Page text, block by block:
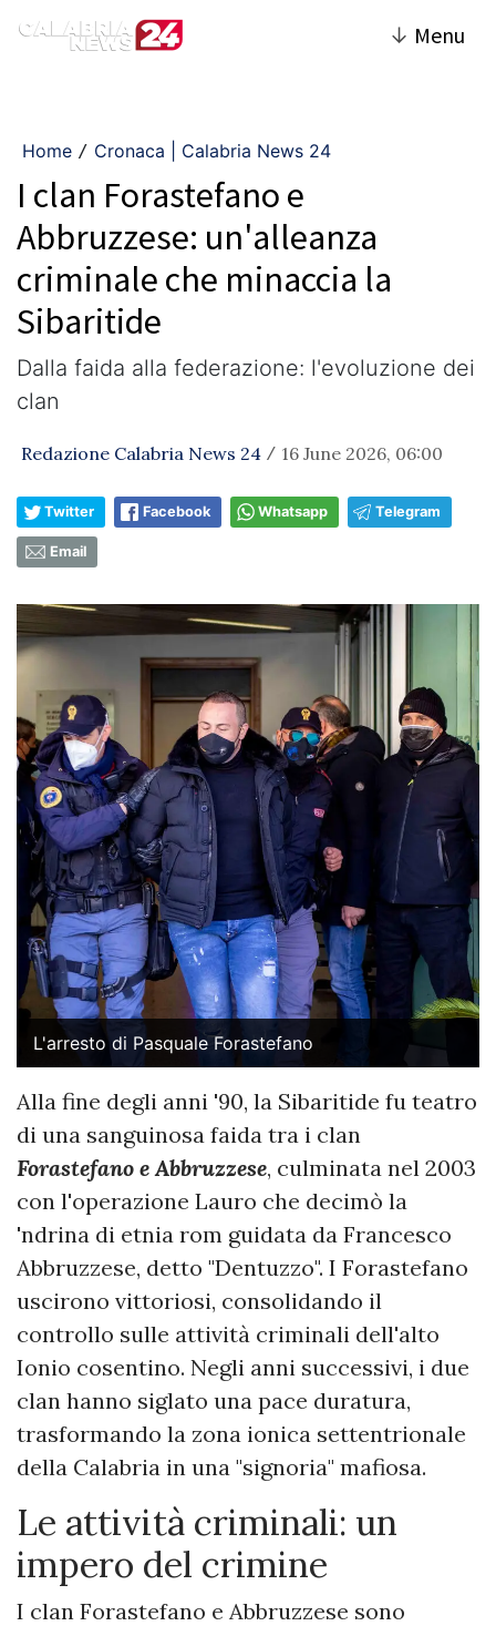
↓ Menu
Home / Cronaca | Calabria News 24
I clan Forastefano e
Abbruzzese: un'alleanza
criminale che minaccia la
Sibaritide
Dalla faida alla federazione: l'evoluzione dei
clan
Redazione Calabria News 24 / 16 June 2026, 06:00
Twitter Facebook Whatsapp Telegram
Email
L'arresto di Pasquale Forastefano
Alla fine degli anni '90, la Sibaritide fu teatro
di una sanguinosa faida tra i clan
Forastefano e Abbruzzese, culminata nel 2003
con l'operazione Lauro che decimò la
'ndrina di etnia rom guidata da Francesco
Abbruzzese, detto "Dentuzzo". I Forastefano
uscirono vittoriosi, consolidando il
controllo sulle attività criminali dell'alto
Ionio cosentino. Negli anni successivi, i due
clan hanno siglato una pace duratura,
trasformando la zona ionica settentrionale
della Calabria in una "signoria" mafiosa.
Le attività criminali: un
impero del crimine
I clan Forastefano e Abbruzzese sono